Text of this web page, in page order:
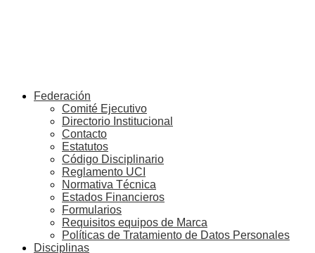
Federación
Comité Ejecutivo
Directorio Institucional
Contacto
Estatutos
Código Disciplinario
Reglamento UCI
Normativa Técnica
Estados Financieros
Formularios
Requisitos equipos de Marca
Políticas de Tratamiento de Datos Personales
Disciplinas